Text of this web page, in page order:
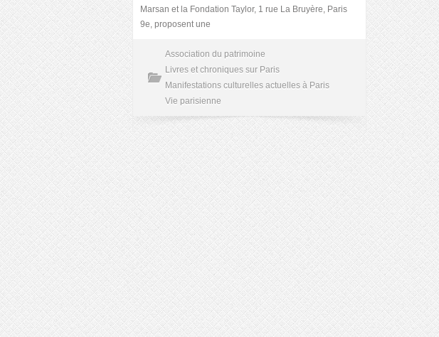
Marsan et la Fondation Taylor, 1 rue La Bruyère, Paris
9e, proposent une
Association du patrimoine
Livres et chroniques sur Paris
Manifestations culturelles actuelles à Paris
Vie parisienne